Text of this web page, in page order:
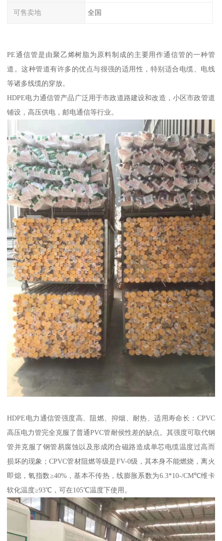
可售卖地 全国
PE通信管是由聚乙烯树脂为原料制成的主要用作通信管的一种管
道。这种管道有许多的优点与很强的适用性，特别适合电缆、电线
等诸多线缆的穿放。
HDPE电力通信管产品广泛用于市政道路建设和改造，小区市政管道
铺设，高压供电，邮电通信等行业。
HDPE电力通信管强度高、阻燃、抑烟、耐热、适用寿命长：CPVC
高压电力管完全克服了普通PVC管耐侯性差的缺点。其强度可取代钢
管并克服了钢管易腐蚀以及形成闭合磁路造成单芯电缆温度过高而
损坏的现象；CPVC管材阻燃等级是FV-0级，其本身不能燃烧，离火
即熄，氧指数≥40%，基本不传热，线膨胀系数为6.3*10-/CM℃维卡
软化温度≥93℃，可在105℃温度下使用。